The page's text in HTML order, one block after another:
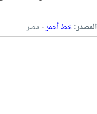
المصدر:خط أحمر-مصر